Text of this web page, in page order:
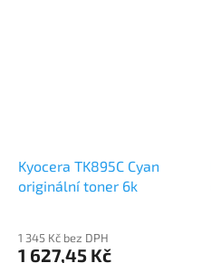
Kyocera TK895C Cyan
originální toner 6k
1 345 Kč bez DPH
1 627,45 Kč